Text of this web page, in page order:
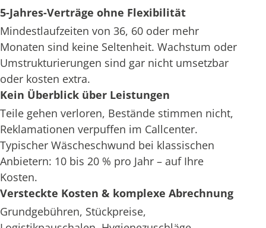
5-Jahres-Verträge ohne Flexibilität
Mindestlaufzeiten von 36, 60 oder mehr
Monaten sind keine Seltenheit. Wachstum oder
Umstrukturierungen sind gar nicht umsetzbar
oder kosten extra.
Kein Überblick über Leistungen
Teile gehen verloren, Bestände stimmen nicht,
Reklamationen verpuffen im Callcenter.
Typischer Wäscheschwund bei klassischen
Anbietern: 10 bis 20 % pro Jahr – auf Ihre
Kosten.
Versteckte Kosten & komplexe Abrechnung
Grundgebühren, Stückpreise,